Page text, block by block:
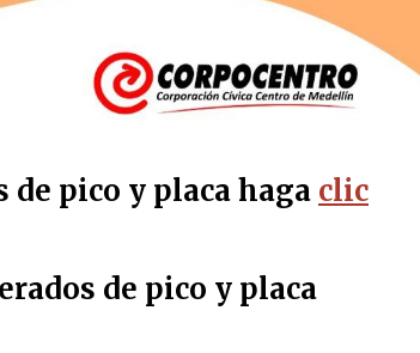
de pico y placa haga clic
de pico y placa